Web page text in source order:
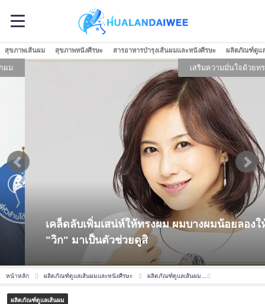
สุขภาพเส้นผม สุขภาพหนังศีรษะ สารอาหารบำรุงเส้นผมและหนังศีรษะ ผลิตภัณฑ์ดูแล
เสริมความมั่นใจด้วยทรงผม
เคล็ดลับเพิ่มเสน่ห์ให้ทรงผม ผมบางผมน้อยลองให้
"วิก" มาเป็นตัวช่วยดูสิ
หน้าหลัก ผลิตภัณฑ์ดูแลเส้นผมและหนังศีรษะ ผลิตภัณฑ์ดูแลเส้นผม
ผลิตภัณฑ์ดูแลเส้นผม